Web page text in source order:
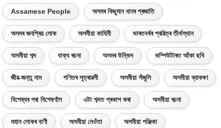
Assamese People অসমৰ কিছুমান ধানৰ প্ৰজাতি
অসমৰ জনপ্ৰিয় লোক অসমীয়া কাহিনী ভাৰতবৰ্ষৰ প্ৰৱিত্ৰ তীৰ্থস্থান
অসমীয়া শব্দ বাক্য ৰচনা অসমৰ উদ্ভিদ কম্পিউটাৰত আঁকা ছবি
জীৱ-জন্তু নাম গণিতৰ সূত্ৰাৱলী অসমীয়া সঁজুলি অসমীয়া ব্যাকৰণ
বিশেষ্যৰ পৰা বিশেষণলৈ এটা শব্দত প্ৰকাশ কৰা অসমীয়া ৰচনা
মহান লোকৰ বাণী অসমীয়া নেওঁতা অসমীয়া পঞ্জিকা